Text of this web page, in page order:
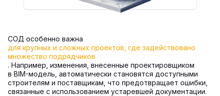
СОД особенно важна
для крупных и сложных проектов, где задействовано
множество подрядчиков
. Например, изменения, внесенные проектировщиком
в BIM-модель, автоматически становятся доступными
строителям и поставщикам, что предотвращает ошибки,
связанные с использованием устаревшей документации.